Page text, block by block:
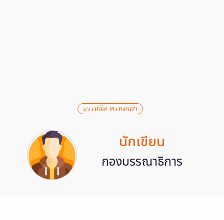
ธรรมนัส พรหมเผ่า
นักเขียน
กองบรรณาธิการ